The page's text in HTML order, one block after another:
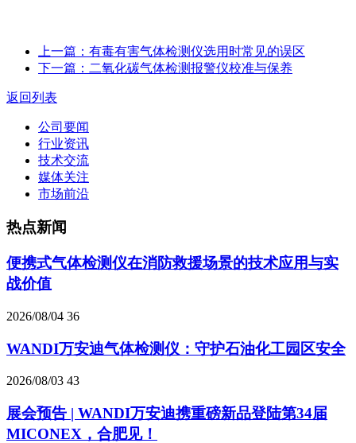
上一篇：有毒有害气体检测仪选用时常见的误区
下一篇：二氧化碳气体检测报警仪校准与保养
返回列表
公司要闻
行业资讯
技术交流
媒体关注
市场前沿
热点新闻
便携式气体检测仪在消防救援场景的技术应用与实
战价值
2026/08/04 36
WANDI万安迪气体检测仪：守护石油化工园区安全
2026/08/03 43
展会预告 | WANDI万安迪携重磅新品登陆第34届
MICONEX，合肥见！